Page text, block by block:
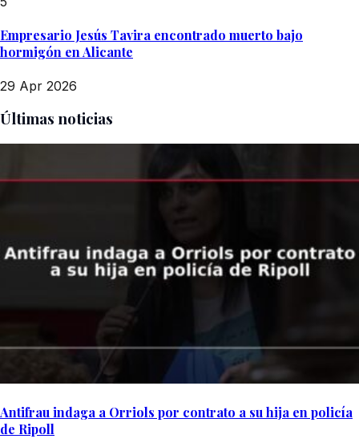
Empresario Jesús Tavira encontrado muerto bajo
hormigón en Alicante
29 Apr 2026
Últimas noticias
Antifrau indaga a Orriols por contrato a su hija en policía
de Ripoll